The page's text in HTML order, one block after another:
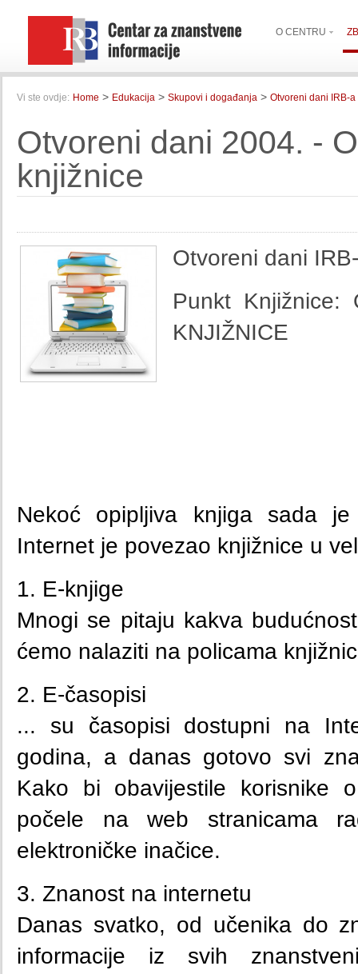
O CENTRU
Vi ste ovdje: Home > Edukacija > Skupovi i događanja > Otvoreni dani IRB-a
Otvoreni dani 2004. -
knjižnice
Otvoreni dani
Punkt Knjižnice:
KNJIŽNICE
Nekoć opipljiva knjiga sada
Internet je povezao knjižnice u
1. E-knjige
Mnogi se pitaju kakva
ćemo nalaziti na policama
2. E-časopisi
... su časopisi dostupni na
godina, a danas gotovo svi
Kako bi obavijestile korisnike
počele na web stranicama
elektroničke inačice.
3. Znanost na internetu
Danas svatko, od učenika do
informacije iz svih